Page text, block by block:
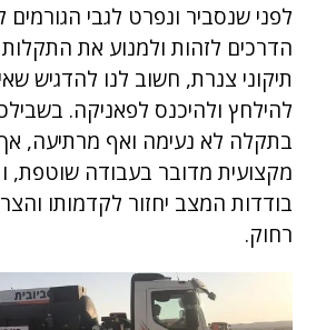
לפני שנסביר ונפרט לגבי
הדרכים לזהות ולמנוע את
תיקוני צנרת, חשוב לנו להדגיש
להילחץ ולהיכנס לפאניקה.
בתקלה לא נעימה ואף מרתיעה,
מקצועית מדובר בעבודה שוטפת,
בודדות המצב יחזור לקדמותו
רחוק.